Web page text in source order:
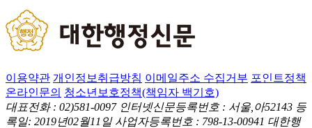
이용약관 개인정보취급방침 이메일주소 수집거부 포인트정책
온라인문의 청소년보호정책(책임자 백기호)
대표전화 : 02)581-0097 인터넷신문등록번호 : 서울,아52143 등
록일: 2019년02월11일 사업자등록번호 : 798-13-00941 대한행